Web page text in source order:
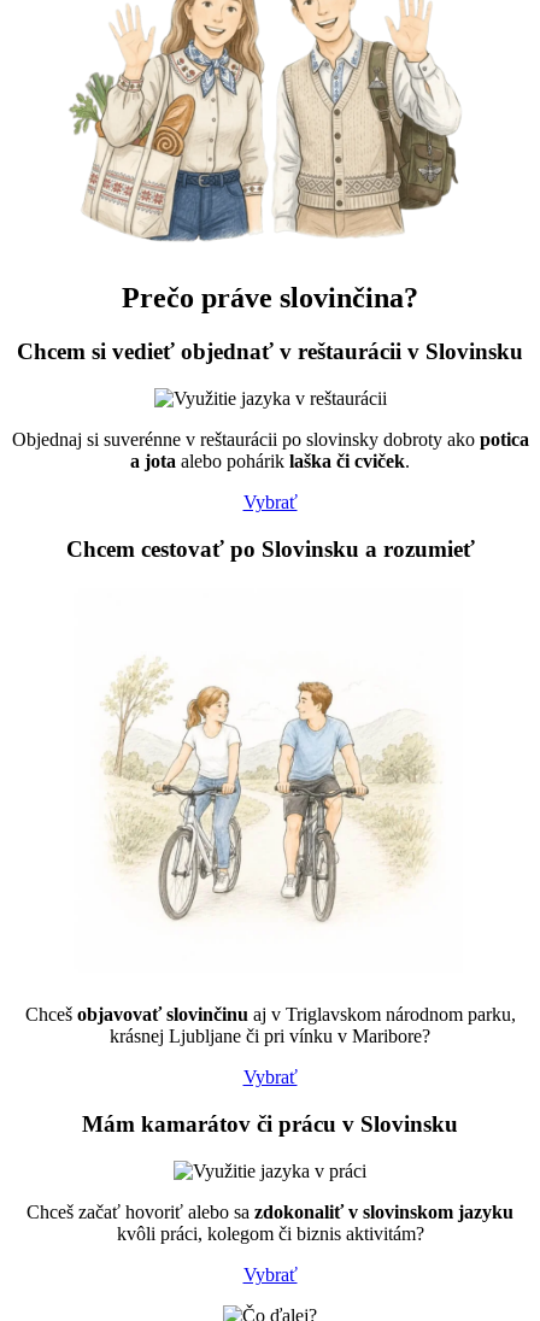
Prečo práve slovinčina?
Chcem si vedieť objednať v reštaurácii v Slovinsku
Objednaj si suverénne v reštaurácii po slovinsky dobroty ako potica
a jota alebo pohárik laška či cviček.
Vybrať
Chcem cestovať po Slovinsku a rozumieť
Chceš objavovať slovinčinu aj v Triglavskom národnom parku,
krásnej Ljubljane či pri vínku v Maribore?
Vybrať
Mám kamarátov či prácu v Slovinsku
Chceš začať hovoriť alebo sa zdokonaliť v slovinskom jazyku
kvôli práci, kolegom či biznis aktivitám?
Vybrať